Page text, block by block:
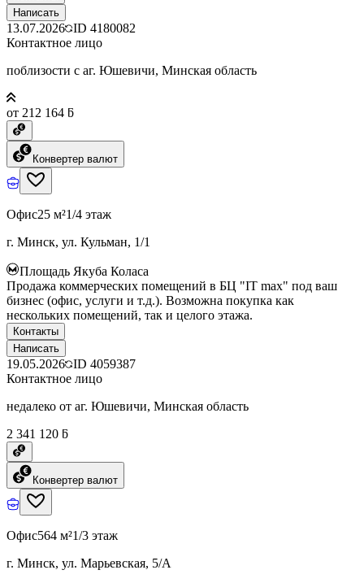
Написать
13.07.2026 ID 4180082
Контактное лицо
поблизости с аг. Юшевичи, Минская область
от 212 164 ƃ
Конвертер валют
Офис25 м²1/4 этаж
г. Минск, ул. Кульман, 1/1
Площадь Якуба Коласа
Продажа коммерческих помещений в БЦ "IT max" под ваш
бизнес (офис, услуги и т.д.). Возможна покупка как
нескольких помещений, так и целого этажа.
Контакты
Написать
19.05.2026 ID 4059387
Контактное лицо
недалеко от аг. Юшевичи, Минская область
2 341 120 ƃ
Конвертер валют
Офис564 м²1/3 этаж
г. Минск, ул. Марьевская, 5/А